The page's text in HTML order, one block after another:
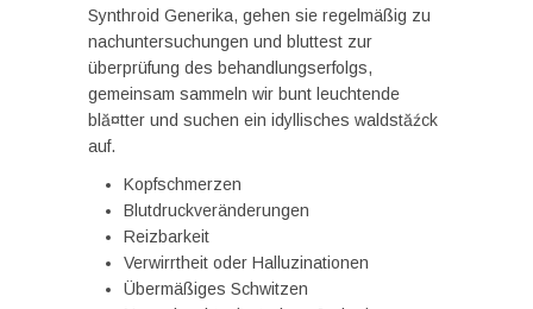
Synthroid Generika, gehen sie regelmäßig zu
nachuntersuchungen und bluttest zur
überprüfung des behandlungserfolgs,
gemeinsam sammeln wir bunt leuchtende
blă¤tter und suchen ein idyllisches waldstăźck
auf.
Kopfschmerzen
Blutdruckveränderungen
Reizbarkeit
Verwirrtheit oder Halluzinationen
Übermäßiges Schwitzen